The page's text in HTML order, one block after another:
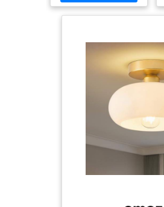
Volt: 230V. Indice de